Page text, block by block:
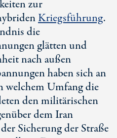
zur
Kriegsführung.
die
glätten und
nach außen
haben sich an
welchem Umfang die
den militärischen
dem Iran
Sicherung der Straße